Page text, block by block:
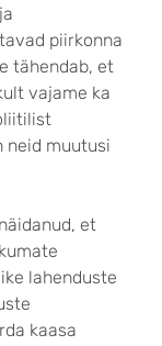
piirkonna
tähendab, et
vajame ka
neid muutusi
et
lahenduste
kaasa